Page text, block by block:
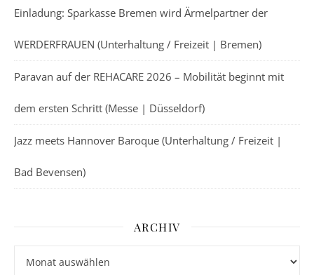
Einladung: Sparkasse Bremen wird Ärmelpartner der
WERDERFRAUEN (Unterhaltung / Freizeit | Bremen)
Paravan auf der REHACARE 2026 – Mobilität beginnt mit
dem ersten Schritt (Messe | Düsseldorf)
Jazz meets Hannover Baroque (Unterhaltung / Freizeit |
Bad Bevensen)
ARCHIV